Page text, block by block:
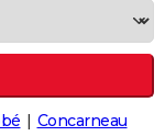
Concarneau